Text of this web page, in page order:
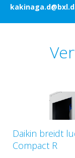
Daikin breidt
Compact R